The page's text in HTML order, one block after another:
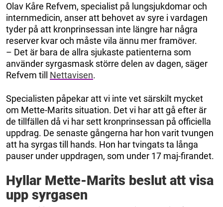
Olav Kåre Refvem, specialist på lungsjukdomar och
internmedicin, anser att behovet av syre i vardagen
tyder på att kronprinsessan inte längre har några
reserver kvar och måste vila ännu mer framöver.
– Det är bara de allra sjukaste patienterna som
använder syrgasmask större delen av dagen, säger
Refvem till Nettavisen.
Specialisten påpekar att vi inte vet särskilt mycket
om Mette-Marits situation. Det vi har att gå efter är
de tillfällen då vi har sett kronprinsessan på officiella
uppdrag. De senaste gångerna har hon varit tvungen
att ha syrgas till hands. Hon har tvingats ta långa
pauser under uppdragen, som under 17 maj-firandet.
Hyllar Mette-Marits beslut att visa
upp syrgasen